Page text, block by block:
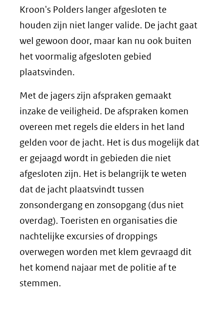
Kroon's Polders langer afgesloten te
houden zijn niet langer valide. De jacht gaat
wel gewoon door, maar kan nu ook buiten
het voormalig afgesloten gebied
plaatsvinden.
Met de jagers zijn afspraken gemaakt
inzake de veiligheid. De afspraken komen
overeen met regels die elders in het land
gelden voor de jacht. Het is dus mogelijk dat
er gejaagd wordt in gebieden die niet
afgesloten zijn. Het is belangrijk te weten
dat de jacht plaatsvindt tussen
zonsondergang en zonsopgang (dus niet
overdag). Toeristen en organisaties die
nachtelijke excursies of droppings
overwegen worden met klem gevraagd dit
het komend najaar met de politie af te
stemmen.